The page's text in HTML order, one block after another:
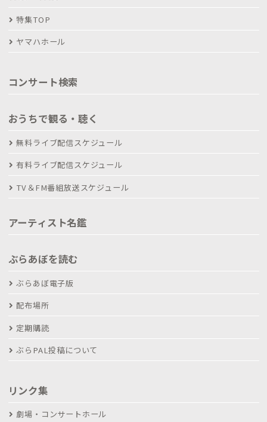
特集TOP
ヤマハホール
コンサート検索
おうちで観る・聴く
無料ライブ配信スケジュール
有料ライブ配信スケジュール
TV＆FM番組放送スケジュール
アーティスト名鑑
ぶらあぼを読む
ぶらあぼ電子版
配布場所
定期購読
ぶらPAL投稿について
リンク集
劇場・コンサートホール